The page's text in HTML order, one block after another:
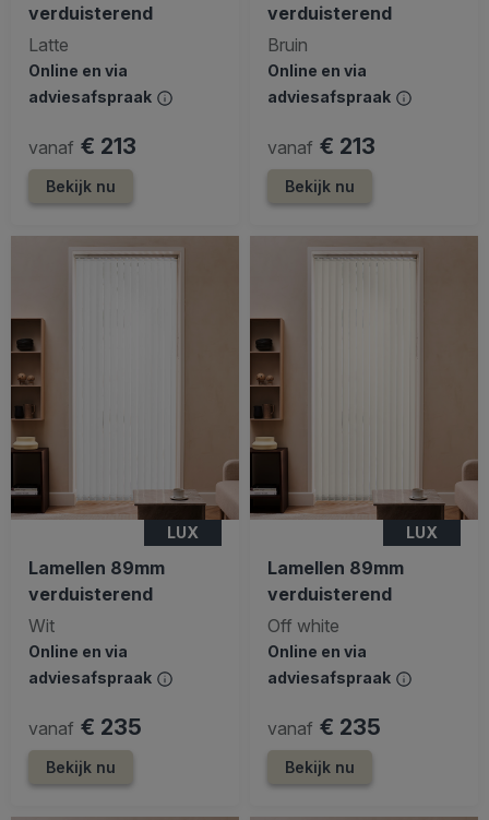
verduisterend
Latte
Online en via
adviesafspraak
vanaf € 213
Bekijk nu
verduisterend
Bruin
Online en via
adviesafspraak
vanaf € 213
Bekijk nu
LUX
Lamellen 89mm
verduisterend
Wit
Online en via
adviesafspraak
vanaf € 235
Bekijk nu
LUX
Lamellen 89mm
verduisterend
Off white
Online en via
adviesafspraak
vanaf € 235
Bekijk nu